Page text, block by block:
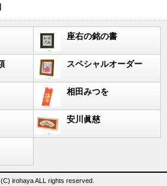
座右の銘の書
スペシャルオーダー
相田みつを
安川眞慈
irohaya ALL rights reserved.